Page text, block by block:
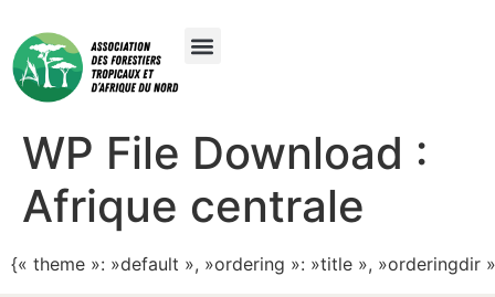
WP File Download :
Afrique centrale
{« theme »: »default », »ordering »: »title », »orderingdir